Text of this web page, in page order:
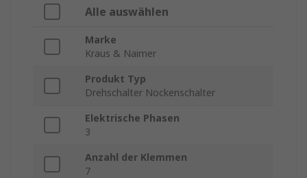
Alle auswählen
Marke
Kraus & Naimer
Produkt Typ
Drehschalter Nockenschalter
Elektrische Phasen
3
Anzahl der Klemmen
7